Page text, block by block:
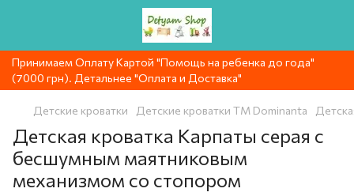
Принимаем Оплату Картой "Помощь на ребенка до года"
(7000 грн). Детальнее "Оплата и Доставка"
Детские кроватки Детские кроватки ТМ Dominanta
Детская кроватка Карпаты серая с
бесшумным маятниковым
механизмом со стопором